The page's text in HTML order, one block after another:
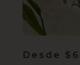
Desde